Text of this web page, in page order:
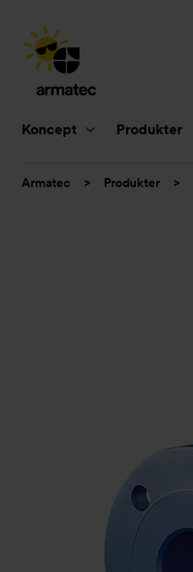
Koncept Produkter
Du
Armatec > Produkter >